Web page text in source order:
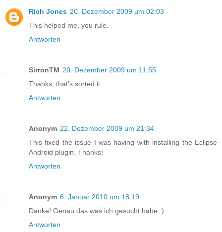
Rich Jones 20. Dezember 2009 um 02:03
This helped me, you rule.
Antworten
SirronTM 20. Dezember 2009 um 11:55
Thanks, that's sorted it
Antworten
Anonym 22. Dezember 2009 um 21:34
This fixed the issue I was having with installing the Eclipse
Android plugin. Thanks!
Antworten
Anonym 6. Januar 2010 um 18:19
Danke! Genau das was ich gesucht habe :)
Antworten